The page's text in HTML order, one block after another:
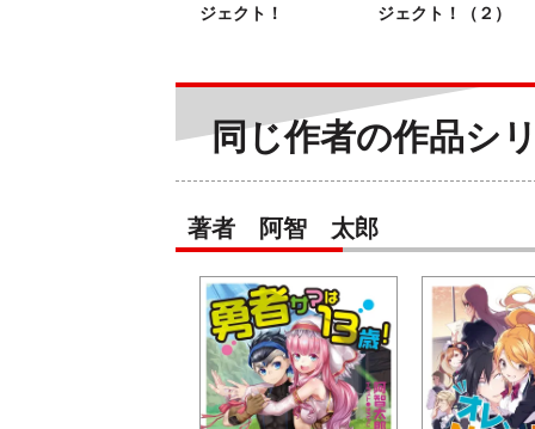
ジェクト！
ジェクト！（２）
同じ作者の作品シ
著者 阿智 太郎